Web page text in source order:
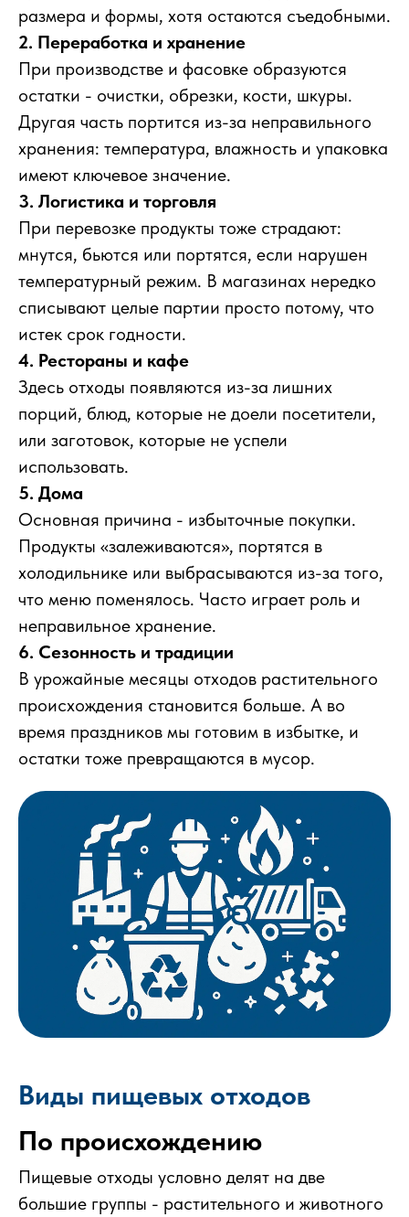
размера и формы, хотя остаются съедобными.
2. Переработка и хранение
При производстве и фасовке образуются
остатки - очистки, обрезки, кости, шкуры.
Другая часть портится из-за неправильного
хранения: температура, влажность и упаковка
имеют ключевое значение.
3. Логистика и торговля
При перевозке продукты тоже страдают:
мнутся, бьются или портятся, если нарушен
температурный режим. В магазинах нередко
списывают целые партии просто потому, что
истек срок годности.
4. Рестораны и кафе
Здесь отходы появляются из-за лишних
порций, блюд, которые не доели посетители,
или заготовок, которые не успели
использовать.
5. Дома
Основная причина - избыточные покупки.
Продукты «залеживаются», портятся в
холодильнике или выбрасываются из-за того,
что меню поменялось. Часто играет роль и
неправильное хранение.
6. Сезонность и традиции
В урожайные месяцы отходов растительного
происхождения становится больше. А во
время праздников мы готовим в избытке, и
остатки тоже превращаются в мусор.
Виды пищевых отходов
По происхождению
Пищевые отходы условно делят на две
большие группы - растительного и животного